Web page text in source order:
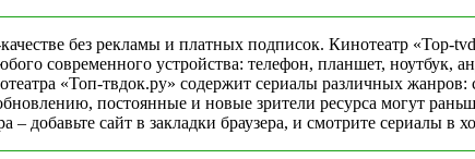
без рекламы и платных подписок. Кинотеатр «Top-
современного устройства: телефон, планшет, ноутбук,
«Топ-твдок.ру» содержит сериалы различных
постоянные и новые зрители ресурса могут
добавьте сайт в закладки браузера, и смотрите сериалы в